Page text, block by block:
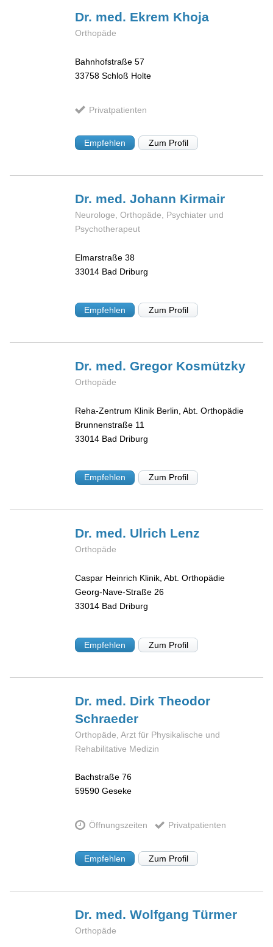
Dr. med. Ekrem Khoja
Orthopäde
Bahnhofstraße 57
33758 Schloß Holte
Privatpatienten
Empfehlen Zum Profil
Dr. med. Johann Kirmair
Neurologe, Orthopäde, Psychiater und
Psychotherapeut
Elmarstraße 38
33014 Bad Driburg
Empfehlen Zum Profil
Dr. med. Gregor Kosmützky
Orthopäde
Reha-Zentrum Klinik Berlin, Abt. Orthopädie
Brunnenstraße 11
33014 Bad Driburg
Empfehlen Zum Profil
Dr. med. Ulrich Lenz
Orthopäde
Caspar Heinrich Klinik, Abt. Orthopädie
Georg-Nave-Straße 26
33014 Bad Driburg
Empfehlen Zum Profil
Dr. med. Dirk Theodor
Schraeder
Orthopäde, Arzt für Physikalische und
Rehabilitative Medizin
Bachstraße 76
59590 Geseke
Öffnungszeiten Privatpatienten
Empfehlen Zum Profil
Dr. med. WolfgangTürmer
Orthopäde